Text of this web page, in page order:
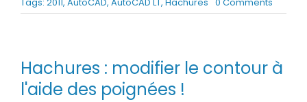
BLOG
Rechercher:
le
Hachures : modifier le contour à
l'aide des poignées !